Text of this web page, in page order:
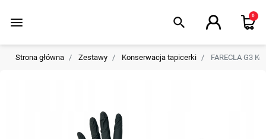
menu search 0
Strona główna Zestawy Konserwacja tapicerki FARECLA G3